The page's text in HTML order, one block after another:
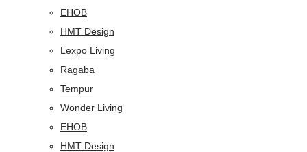
EHOB
HMT Design
Lexpo Living
Ragaba
Tempur
Wonder Living
EHOB
HMT Design